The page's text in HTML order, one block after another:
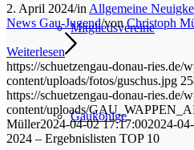
Mitgliedsvereine
Gaukönige
2. April 2024/in Allgemeine
News Gau-Jugend/vonChristoph
Weiterlesen
https://schuetzengau-donau-ries.de/
content/uploads/fotos/guschus.jpg
https://schuetzengau-donau-ries.de/
content/uploads/
Müller2024-04-02 17:17:002024-
2024 – Ergebnislisten TOP 10